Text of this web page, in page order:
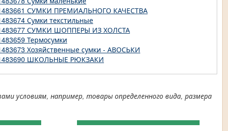
СУМКИ ПРЕМИАЛЬНОГО КАЧЕСТВА
Сумки текстильные
СУМКИ ШОППЕРЫ ИЗ ХОЛСТА
Термосумки
Хозяйственные сумки - АВОСЬКИ
ШКОЛЬНЫЕ РЮКЗАКИ
условиям, например, товары определенного вида, размера